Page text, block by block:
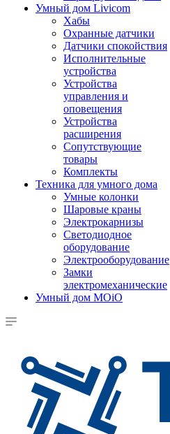
Умный дом Livicom
Хабы
Охранные датчики
Датчики спокойствия
Исполнительные
устройства
Устройства
управления и
оповещения
Устройства
расширения
Сопутствующие
товары
Комплекты
Техника для умного дома
Умные колонки
Шаровые краны
Электрокарнизы
Светодиодное
оборудование
Электрооборудование
Замки
электромеханические
Умный дом MOiO